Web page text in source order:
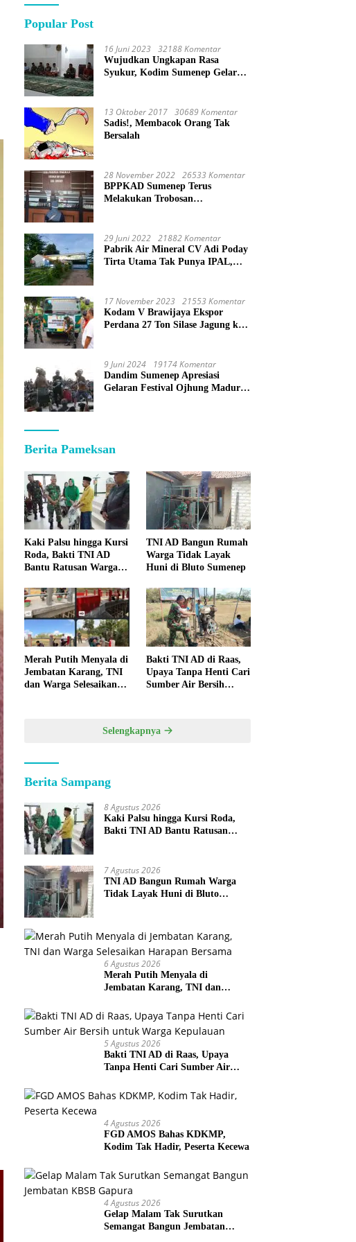
Popular Post
16 Juni 2023 32188 Komentar
Wujudkan Ungkapan Rasa
Syukur, Kodim Sumenep Gelar
13 Oktober 2017 30689 Komentar
Sadis!, Membacok Orang Tak
Bersalah
28 November 2022 26533 Komentar
BPPKAD Sumenep Terus
Melakukan Trobosan
29 Juni 2022 21882 Komentar
Pabrik Air Mineral CV Adi Poday
Tirta Utama Tak Punya IPAL,
17 November 2023 21553 Komentar
Kodam V Brawijaya Ekspor
Perdana 27 Ton Silase Jagung ke
9 Juni 2024 19174 Komentar
Dandim Sumenep Apresiasi
Gelaran Festival Ojhung Madura
Berita Pameksan
Kaki Palsu hingga Kursi
Roda, Bakti TNI AD
Bantu Ratusan Warga
TNI AD Bangun Rumah
Warga Tidak Layak
Huni di Bluto Sumenep
Merah Putih Menyala di
Jembatan Karang, TNI
dan Warga Selesaikan
Bakti TNI AD di Raas,
Upaya Tanpa Henti Cari
Sumber Air Bersih
Selengkapnya
Berita Sampang
8 Agustus 2026
Kaki Palsu hingga Kursi Roda,
Bakti TNI AD Bantu Ratusan
7 Agustus 2026
TNI AD Bangun Rumah Warga
Tidak Layak Huni di Bluto
6 Agustus 2026
Merah Putih Menyala di
Jembatan Karang, TNI dan
Bersama
5 Agustus 2026
Bakti TNI AD di Raas, Upaya
Tanpa Henti Cari Sumber Air
4 Agustus 2026
FGD AMOS Bahas KDKMP,
Kodim Tak Hadir, Peserta Kecewa
4 Agustus 2026
Gelap Malam Tak Surutkan
Semangat Bangun Jembatan